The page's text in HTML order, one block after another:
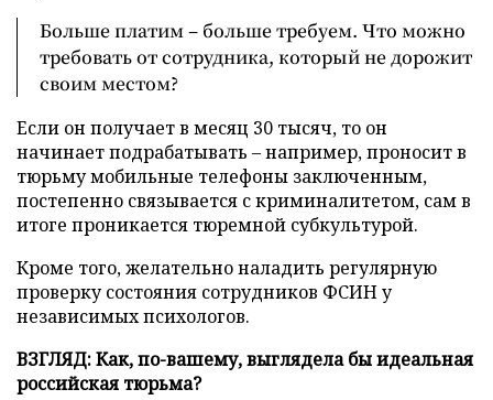
Больше платим – больше требуем. Что можно
требовать от сотрудника, который не дорожит
своим местом?
Если он получает в месяц 30 тысяч, то он
начинает подрабатывать – например, проносит в
тюрьму мобильные телефоны заключенным,
постепенно связывается с криминалитетом, сам в
итоге проникается тюремной субкультурой.
Кроме того, желательно наладить регулярную
проверку состояния сотрудников ФСИН у
независимых психологов.
ВЗГЛЯД: Как, по-вашему, выглядела бы идеальная
российская тюрьма?